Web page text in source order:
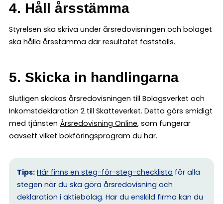
4. Håll årsstämma
Styrelsen ska skriva under årsredovisningen och bolaget
ska hålla årsstämma där resultatet fastställs.
5. Skicka in handlingarna
Slutligen skickas årsredovisningen till Bolagsverket och
Inkomstdeklaration 2 till Skatteverket. Detta görs smidigt
med tjänsten Årsredovisning Online, som fungerar
oavsett vilket bokföringsprogram du har.
Tips: Här finns en steg-för-steg-checklista för alla
stegen när du ska göra årsredovisning och
deklaration i aktiebolag. Har du enskild firma kan du